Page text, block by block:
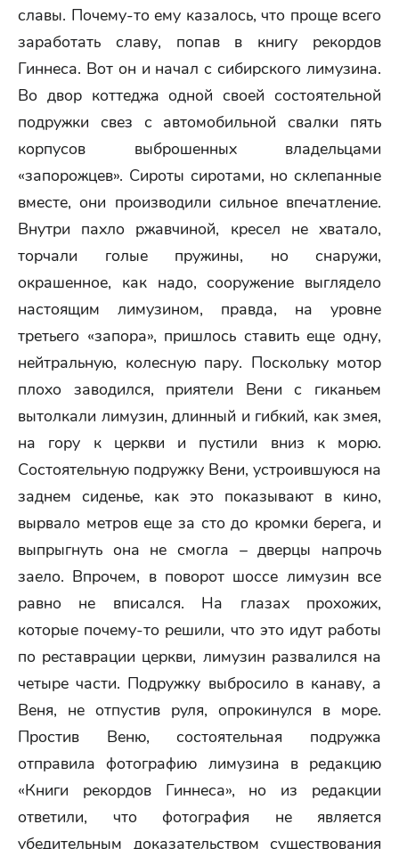
славы. Почему-то ему казалось, что проще всего
заработать славу, попав в книгу рекордов
Гиннеса. Вот он и начал с сибирского лимузина.
Во двор коттеджа одной своей состоятельной
подружки свез с автомобильной свалки пять
корпусов выброшенных владельцами
«запорожцев». Сироты сиротами, но склепанные
вместе, они производили сильное впечатление.
Внутри пахло ржавчиной, кресел не хватало,
торчали голые пружины, но снаружи,
окрашенное, как надо, сооружение выглядело
настоящим лимузином, правда, на уровне
третьего «запора», пришлось ставить еще одну,
нейтральную, колесную пару. Поскольку мотор
плохо заводился, приятели Вени с гиканьем
вытолкали лимузин, длинный и гибкий, как змея,
на гору к церкви и пустили вниз к морю.
Состоятельную подружку Вени, устроившуюся на
заднем сиденье, как это показывают в кино,
вырвало метров еще за сто до кромки берега, и
выпрыгнуть она не смогла – дверцы напрочь
заело. Впрочем, в поворот шоссе лимузин все
равно не вписался. На глазах прохожих,
которые почему-то решили, что это идут работы
по реставрации церкви, лимузин развалился на
четыре части. Подружку выбросило в канаву, а
Веня, не отпустив руля, опрокинулся в море.
Простив Веню, состоятельная подружка
отправила фотографию лимузина в редакцию
«Книги рекордов Гиннеса», но из редакции
ответили, что фотография не является
убедительным доказательством существования